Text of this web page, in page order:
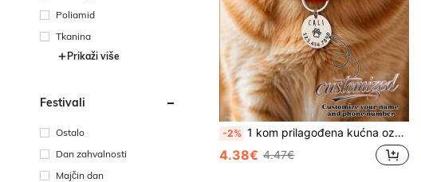
Poliamid
Tkanina
Prikaži više
Festivali
Ostalo
Dan zahvalnosti
Majčin dan
-2% 1 kom prilagođena kućna oznaka za kućne ljubimce, personalizirana dvostrana gravura u obliku kosti, luksuzni dodatak za ogrlice, šareni retro stil, za ljubitelje kućnih ljubimaca
4.38€ 4.47€